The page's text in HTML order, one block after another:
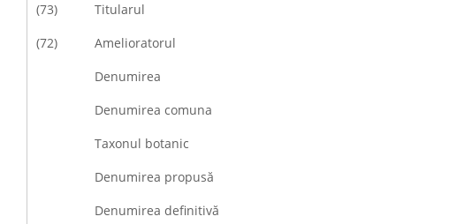
(73)
Titularul
(72)
Amelioratorul
Denumirea
Denumirea comuna
Taxonul botanic
Denumirea propusă
Denumirea definitivă